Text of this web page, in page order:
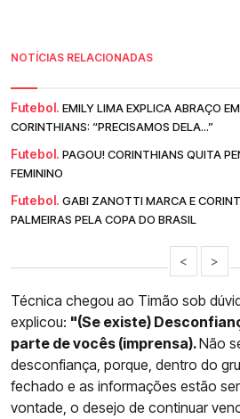
NOTÍCIAS RELACIONADAS
Futebol. EMILY LIMA EXPLICA ABRAÇO
CORINTHIANS: “PRECISAMOS DELA...”
Futebol. PAGOU! CORINTHIANS QUITA
FEMININO
Futebol. GABI ZANOTTI MARCA E
PALMEIRAS PELA COPA DO BRASIL
< >
Técnica chegou ao Timão sob
explicou: "(Se existe)
parte de vocês (imprensa).Não
desconfiança, porque, dentro do
fechado e as informações estão
vontade, o desejo de continuar